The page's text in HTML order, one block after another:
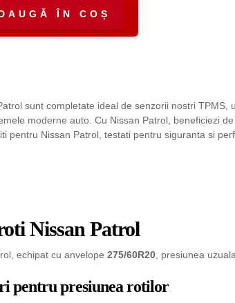
ÎN COȘ
sunt completate ideal de senzorii nostri
moderne auto. Cu Nissan Patrol, beneficiezi
pentru Nissan Patrol, testati pentru siguranta si
Nissan Patrol
echipat cu anvelope 275/60R20 , presiunea
pentru presiunea rotilor